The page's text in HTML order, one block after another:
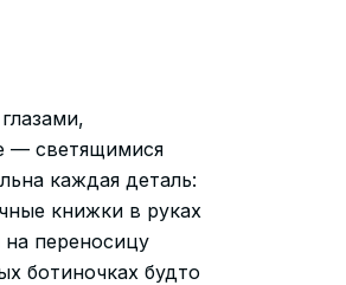
— светящимися
каждая деталь:
книжки в руках
переносицу
ботиночках будто